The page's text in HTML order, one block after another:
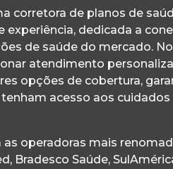
corretora de planos de
experiência, dedicada a
de saúde do mercado.
atendimento
opções de cobertura,
acesso aos cuidados
operadoras mais
Bradesco Saúde,